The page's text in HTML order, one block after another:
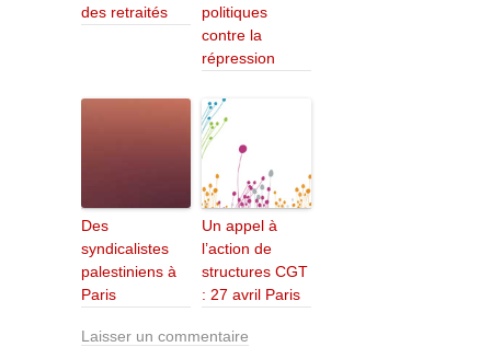
des retraités
politiques
contre la
répression
Des
syndicalistes
palestiniens à
Paris
Un appel à
l’action de
structures CGT
: 27 avril Paris
Laisser un commentaire